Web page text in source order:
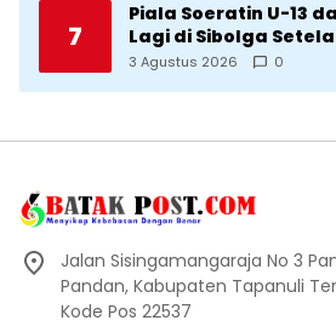
7
Piala Soeratin U-13
Lagi di Sibolga
Direvitalisasi Wali Kota
3 Agustus 2026 0
Jalan Sisingamangaraja No 3
Pandan, Kabupaten Tapanuli
Kode Pos 22537